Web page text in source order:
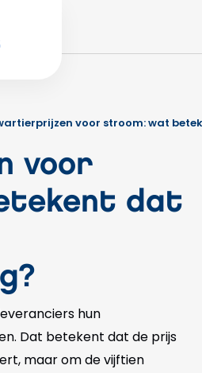
voor stroom: wat
voor
dat
hun
Dat betekent dat de prijs
maar om de vijftien